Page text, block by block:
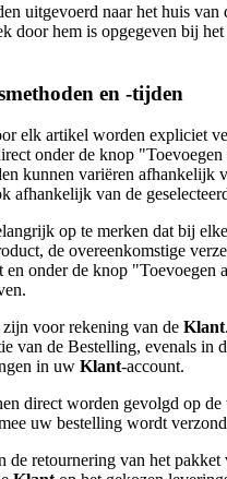
uitgevoerd naar het huis van
door hem is opgegeven bij
en -tijden
elk artikel worden expliciet
onder de knop
kunnen variëren afhankelijk
afhankelijk van de
op te merken dat bij
de overeenkomstige
onder de knop "Toevoegen
voor rekening van de Klant
van de Bestelling, evenals in
in uw Klant-account.
direct worden gevolgd op de
uw bestelling wordt
de retournering van het pakket